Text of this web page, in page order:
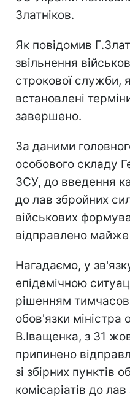
Златніков.
Як повідомив
звільнення
строкової служби,
встановлені
завершено.
За даними
особового складу
ЗСУ, до введення
до лав збройних
військових
відправлено майже
Нагадаємо, у
епідемічною
рішенням
обов'язки міністра
В.Іващенка, з 31
припинено
зі збірних пунктів
комісаріатів до